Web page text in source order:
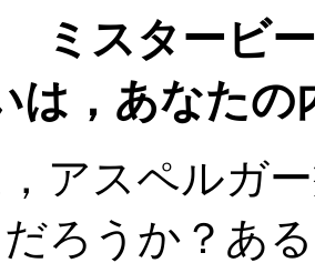
ミスタービ
は，あなた
アスペルガ
ろうか？あ